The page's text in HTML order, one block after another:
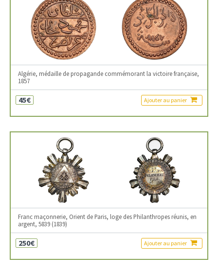
Algérie, médaille de propagande commémorant la victoire française,
1857
45€ Ajouter au panier
Franc maçonnerie, Orient de Paris, loge des Philanthropes réunis, en
argent, 5839 (1839)
250€ Ajouter au panier